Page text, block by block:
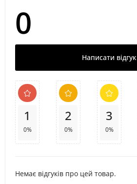
0
Написати відгук
1
0%
2
0%
3
0%
Немає відгуків про цей товар.